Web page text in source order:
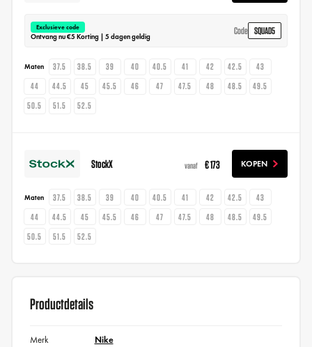
Exclusieve code
Ontvang nu €5 Korting | 5 dagen geldig
Code SQUAD5
Maten 37.5 38.5 39 40 40.5 41 42 42.5
43
44
44.5 45 45.5 46 47 47.5 48 48.5
49.5
50.5
51.5 52.5
StockX vanaf € 173 KOPEN
Maten 37.5 38.5 39 40 40.5 41 42 42.5
43
44
44.5 45 45.5 46 47 47.5 48 48.5
49.5
50.5
51.5 52.5
Productdetails
Merk Nike